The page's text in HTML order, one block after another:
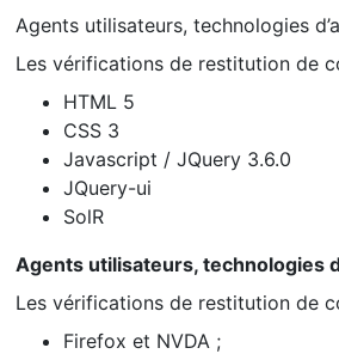
Agents utilisateurs, technologies
Les vérifications de restitution de
HTML 5
CSS 3
Javascript / JQuery 3.6.0
JQuery-ui
SolR
Agents utilisateurs, technologies
Les vérifications de restitution de
Firefox et NVDA ;